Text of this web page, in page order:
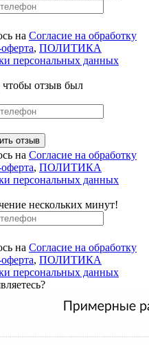
на Согласие на обработку
, ПОЛИТИКА
персональных данных
отзыв был
отзыв
на Согласие на обработку
, ПОЛИТИКА
персональных данных
нескольких минут!
на Согласие на обработку
, ПОЛИТИКА
персональных данных